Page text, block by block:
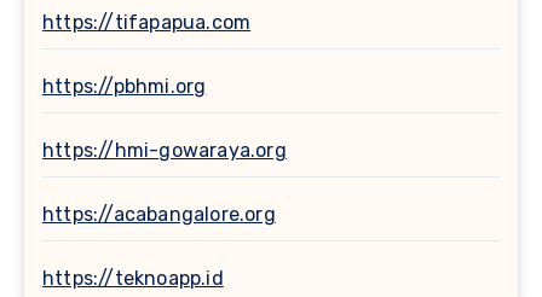
https://tifapapua.com
https://pbhmi.org
https://hmi-gowaraya.org
https://acabangalore.org
https://teknoapp.id